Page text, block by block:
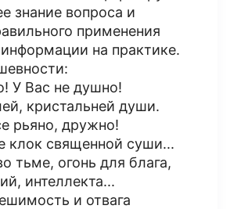
знание вопроса и
применения
на практике.
У Вас не душно!
кристальней души.
рьяно, дружно!
клок священной суши...
тьме, огонь для блага,
интеллекта...
и отвага